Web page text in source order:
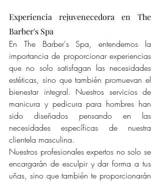
Experiencia rejuvenecedora en The
Barber's Spa
En The Barber's Spa, entendemos la
importancia de proporcionar experiencias
que no solo satisfagan las necesidades
estéticas, sino que también promuevan el
bienestar integral. Nuestros servicios de
manicura y pedicura para hombres han
sido diseñados pensando en las
necesidades específicas de nuestra
clientela masculina.
Nuestros profesionales expertos no solo se
encargarán de esculpir y dar forma a tus
uñas, sino que también te proporcionarán